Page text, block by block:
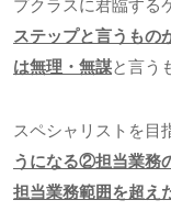
プクラスに君臨する
ステップと言うもの
は無理・無謀と言う
スペシャリストを目
うになる②担当業務
担当業務範囲を超え